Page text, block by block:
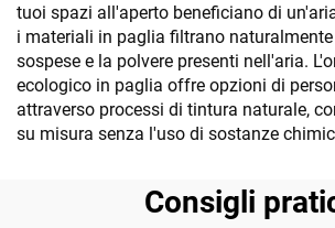
tuoi spazi all'aperto beneficiano di
i materiali in paglia filtrano
sospese e la polvere presenti nell'aria.
ecologico in paglia offre opzioni di
attraverso processi di tintura naturale,
su misura senza l'uso di sostanze
Consigli